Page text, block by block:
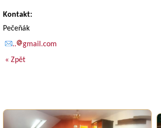
Kontakt:
Pečeňák
..
gmail.com
« Zpět